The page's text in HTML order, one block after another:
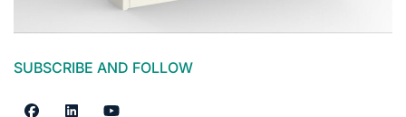
SUBSCRIBE AND FOLLOW